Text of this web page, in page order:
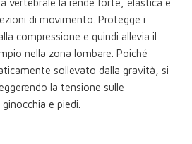
di movimento. Protegge i
compressione e quindi allevia il
nella zona lombare. Poiché
sollevato dalla gravità, si
la tensione sulle
e piedi.